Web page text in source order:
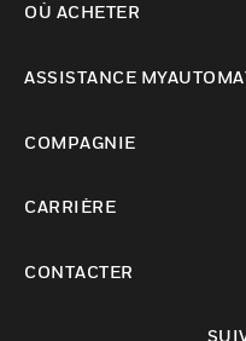
OÙ ACHETER
ASSISTANCE
COMPAGNIE
CARRIÈRE
CONTACTER